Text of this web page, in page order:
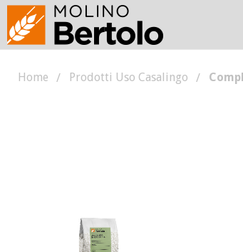
Home Prodotti Uso Casalingo